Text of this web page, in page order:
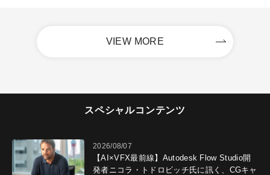
VIEW MORE
スペシャルコンテンツ
2026/08/07
【AI×VFX最前線】Autodesk Flow Studio開
発者ニコラ・トドロビッチ氏に訊く、CGキャ